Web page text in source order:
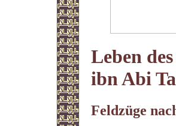
Leben
ibn Abi
Feldzüge